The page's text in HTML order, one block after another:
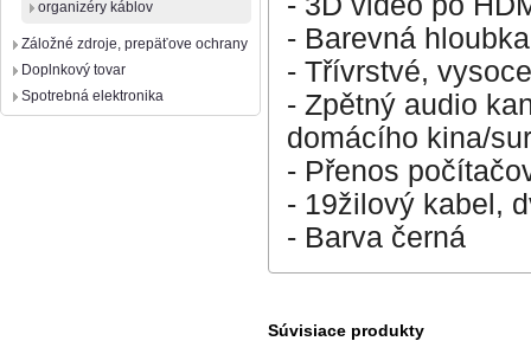
organizéry káblov
Záložné zdroje, prepäťove ochrany
Doplnkový tovar
Spotrebná elektronika
- Barevná
- Třívrstvé,
- Zpětný audio
domácího kina/
- Přenos
- 19žilový kabel,
- Barva černá
Súvisiace produkty